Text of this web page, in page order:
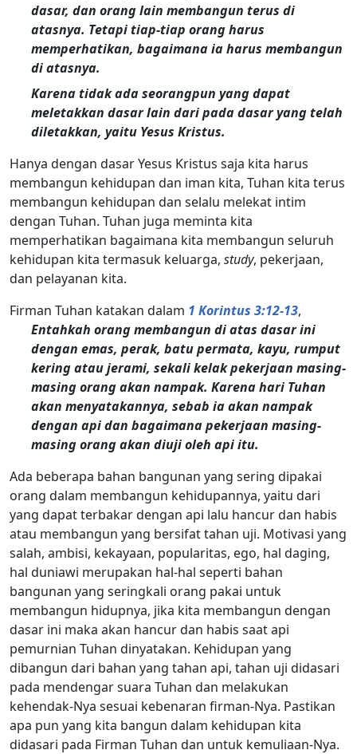
dasar, dan orang lain membangun terus di
atasnya. Tetapi tiap-tiap orang harus
memperhatikan, bagaimana ia harus membangun
di atasnya.
Karena tidak ada seorangpun yang dapat
meletakkan dasar lain dari pada dasar yang telah
diletakkan, yaitu Yesus Kristus.
Hanya dengan dasar Yesus Kristus saja kita harus
membangun kehidupan dan iman kita, Tuhan kita terus
membangun kehidupan dan selalu melekat intim
dengan Tuhan. Tuhan juga meminta kita
memperhatikan bagaimana kita membangun seluruh
kehidupan kita termasuk keluarga, study, pekerjaan,
dan pelayanan kita.
Firman Tuhan katakan dalam 1 Korintus 3:12-13,
Entahkah orang membangun di atas dasar ini
dengan emas, perak, batu permata, kayu, rumput
kering atau jerami, sekali kelak pekerjaan masing-
masing orang akan nampak. Karena hari Tuhan
akan menyatakannya, sebab ia akan nampak
dengan api dan bagaimana pekerjaan masing-
masing orang akan diuji oleh api itu.
Ada beberapa bahan bangunan yang sering dipakai
orang dalam membangun kehidupannya, yaitu dari
yang dapat terbakar dengan api lalu hancur dan habis
atau membangun yang bersifat tahan uji. Motivasi yang
salah, ambisi, kekayaan, popularitas, ego, hal daging,
hal duniawi merupakan hal-hal seperti bahan
bangunan yang seringkali orang pakai untuk
membangun hidupnya, jika kita membangun dengan
dasar ini maka akan hancur dan habis saat api
pemurnian Tuhan dinyatakan. Kehidupan yang
dibangun dari bahan yang tahan api, tahan uji didasari
pada mendengar suara Tuhan dan melakukan
kehendak-Nya sesuai kebenaran firman-Nya. Pastikan
apa pun yang kita bangun dalam kehidupan kita
didasari pada Firman Tuhan dan untuk kemuliaan-Nya.